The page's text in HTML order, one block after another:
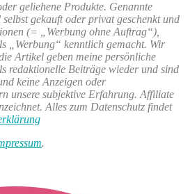
geliehene Produkte. Genannte
gekauft oder privat geschenkt und
(= „Werbung ohne Auftrag“),
„Werbung“ kenntlich gemacht. Wir
Artikel geben meine persönliche
redaktionelle Beiträge wieder und sind
keine Anzeigen oder
unsere subjektive Erfahrung. Affiliate
Alles zum Datenschutz findet
.